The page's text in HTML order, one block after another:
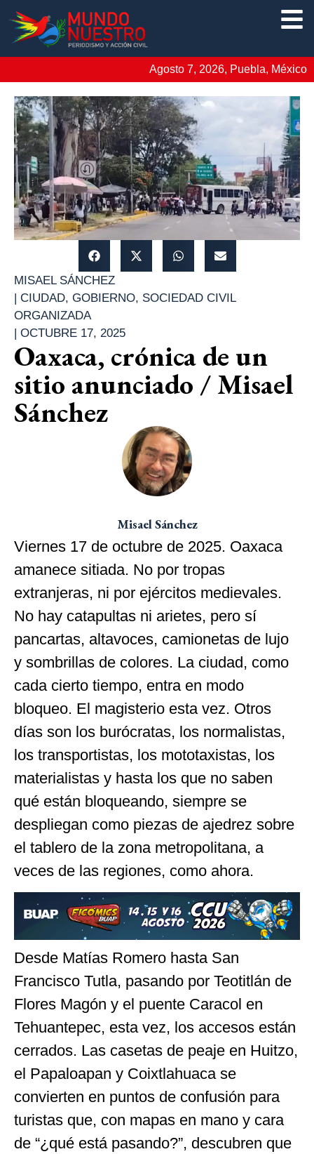
Agosto 7, 2026, Puebla, México
MISAEL SÁNCHEZ
| CIUDAD, GOBIERNO, SOCIEDAD CIVIL
ORGANIZADA
| OCTUBRE 17, 2025
Oaxaca, crónica de un
sitio anunciado / Misael
Sánchez
Misael Sánchez
Viernes 17 de octubre de 2025. Oaxaca
amanece sitiada. No por tropas
extranjeras, ni por ejércitos medievales.
No hay catapultas ni arietes, pero sí
pancartas, altavoces, camionetas de lujo
y sombrillas de colores. La ciudad, como
cada cierto tiempo, entra en modo
bloqueo. El magisterio esta vez. Otros
días son los burócratas, los normalistas,
los transportistas, los mototaxistas, los
materialistas y hasta los que no saben
qué están bloqueando, siempre se
despliegan como piezas de ajedrez sobre
el tablero de la zona metropolitana, a
veces de las regiones, como ahora.
Desde Matías Romero hasta San
Francisco Tutla, pasando por Teotitlán de
Flores Magón y el puente Caracol en
Tehuantepec, esta vez, los accesos están
cerrados. Las casetas de peaje en Huitzo,
el Papaloapan y Coixtlahuaca se
convierten en puntos de confusión para
turistas que, con mapas en mano y cara
de “¿qué está pasando?”, descubren que